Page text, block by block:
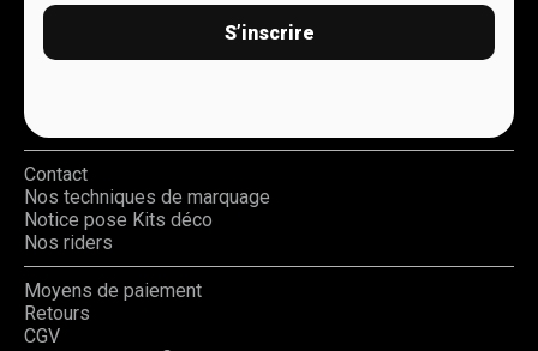
S’inscrire
Contact
Nos techniques de marquage
Notice pose Kits déco
Nos riders
Moyens de paiement
Retours
CGV